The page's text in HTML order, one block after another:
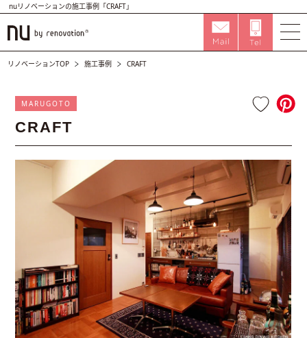
nuリノベーションの施工事例「CRAFT」
リノベーションTOP 施工事例 CRAFT
MARUGOTO
CRAFT